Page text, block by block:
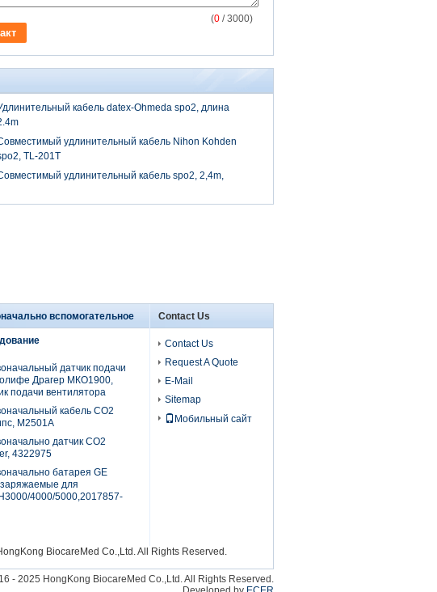
(0 / 3000)
кабель datex-Ohmeda spo2, длина
удлинительный кабель Nihon Kohden
TL-201T
удлинительный кабель spo2, 2,4m,
вспомогательное
датчик подачи
Драгер МКО1900,
подачи вентилятора
кабель СО2
М2501А
датчик СО2
4322975
батарея GE
для
4000/5000,2017857-
Contact Us
Contact Us
Request A Quote
E-Mail
Sitemap
Мобильный сайт
BiocareMed Co.,Ltd. All Rights Reserved.
- 2025 HongKong BiocareMed Co.,Ltd. All Rights Reserved.